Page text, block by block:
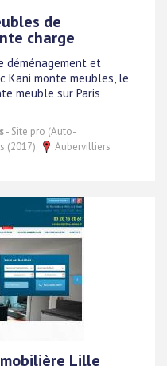
de
charge
déménagement et
Kani monte meubles, le
meuble sur Paris
- Site pro (Auto-
(2017).
Aubervilliers
Lille